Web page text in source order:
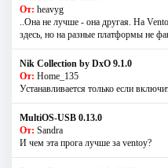
От: heavyg
..Она не лучше - она другая. На
здесь, но на разные платформы не
Nik Collection by DxO 9.1.0
От: Home_135
Устанавливается только если
MultiOS-USB 0.13.0
От: Sandra
И чем эта прога лучше за ventoy?